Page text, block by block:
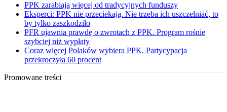
PPK zarabiają więcej od tradycyjnych funduszy
Eksperci: PPK nie przeciekają. Nie trzeba ich uszczelniać, to
by tylko zaszkodziło
PFR ujawnia prawdę o zwrotach z PPK. Program rośnie
szybciej niż wypłaty
Coraz więcej Polaków wybiera PPK. Partycypacja
przekroczyła 60 procent
Promowane treści